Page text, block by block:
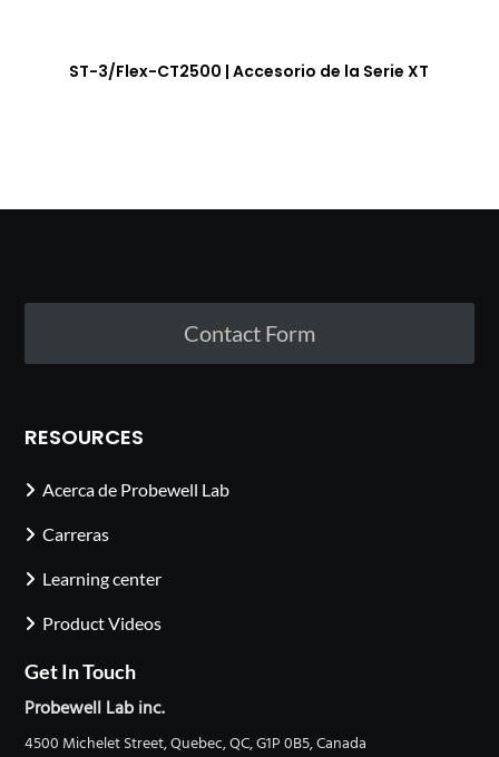
ST-3/Flex-CT2500 | Accesorio de la Serie XT
Contact Form
RESOURCES
Acerca de Probewell Lab
Carreras
Learning center
Product Videos
Get In Touch
Probewell Lab inc.
4500 Michelet Street, Quebec, QC, G1P 0B5, Canada